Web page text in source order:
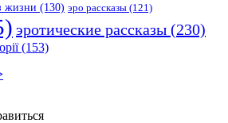
жизни (130) эро рассказы (121)
эротические рассказы (230)
(153)